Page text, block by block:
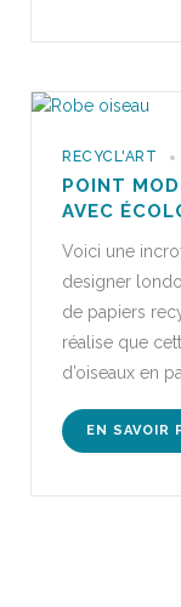
RECYCL'ART
POINT
AVEC
Voici une
designer
de papiers
réalise que
d’oiseaux en
EN SAVOIR